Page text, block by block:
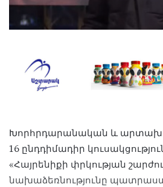
Խորհրդարանական և
16 ընդդիմադիր
«Հայրենիքի փրկության
նախաձեռնությունը